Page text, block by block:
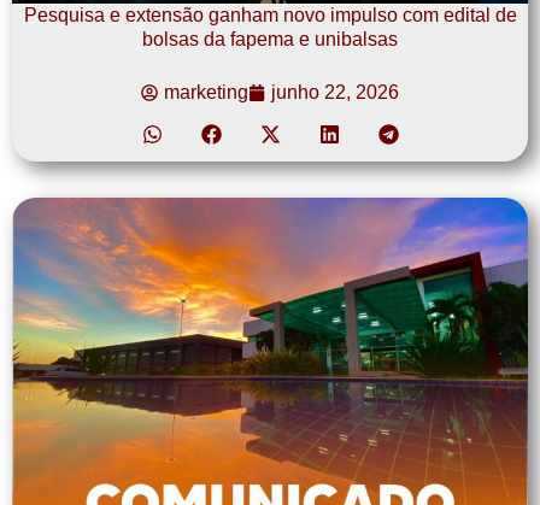
Pesquisa e extensão ganham novo impulso com edital de
bolsas da fapema e unibalsas
marketing junho 22, 2026